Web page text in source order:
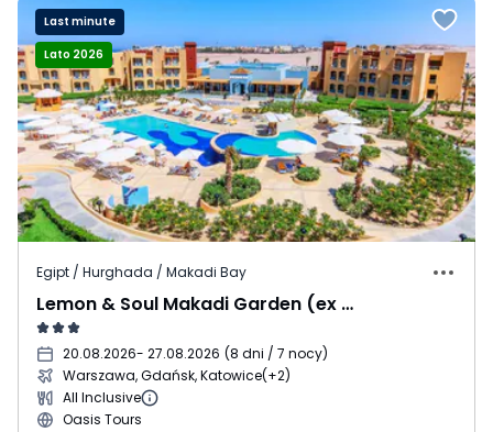
Last minute
Lato 2026
Egipt / Hurghada / Makadi Bay
Lemon & Soul Makadi Garden (ex Makadi Garden Azur)
20.08.2026- 27.08.2026 (8 dni / 7 nocy)
Warszawa, Gdańsk, Katowice(+2)
All Inclusive
Oasis Tours